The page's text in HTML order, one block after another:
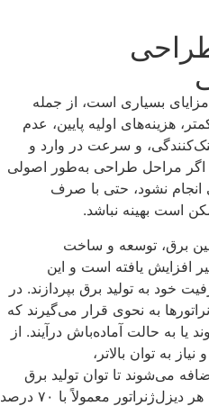
بسیاری است، از جمله
هزینه‌های اولیه پایین، عدم
و سرعت در وارد و
اگر مراحل طراحی به‌طور اصولی
انجام نشود، حتی با صرف
است بهینه نباشد.
برق، توسعه و ساخت
افزایش یافته است و این
خود به تولید برق بپردازند. در
به نحوی قرار می‌گیرند که
به حالت آماده‌باش درآیند. از
به توان بالاتر،
می‌شوند تا توان تولید برق
افزایش یابد. طبق اصول طراحی، هر دیزل‌ژنراتور معمولاً با ۷۰ درصد